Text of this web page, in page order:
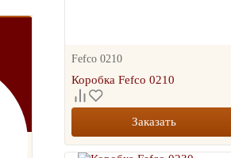
Fefco 0210
Коробка Fefco 0210
Заказать